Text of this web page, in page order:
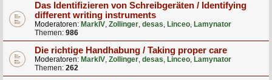
Das Identifizieren von Schreibgeräten / Identifying
different writing instruments
Moderatoren: MarkIV, Zollinger, desas, Linceo, Lamynator
Themen: 986
Die richtige Handhabung / Taking proper care
Moderatoren: MarkIV, Zollinger, desas, Linceo, Lamynator
Themen: 262